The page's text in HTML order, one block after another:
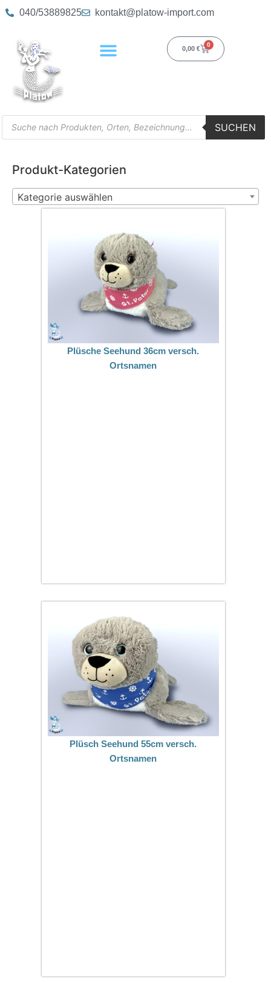
040/53889825 kontakt@platow-import.com
0,00 €
0
SUCHEN
Produkt-Kategorien
Kategorie auswählen
Plüsche Seehund 36cm versch.
Ortsnamen
Plüsch Seehund 55cm versch.
Ortsnamen